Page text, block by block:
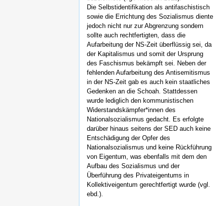
Die Selbstidentifikation als antifaschistisch
sowie die Errichtung des Sozialismus diente
jedoch nicht nur zur Abgrenzung sondern
sollte auch rechtfertigten, dass die
Aufarbeitung der NS-Zeit überflüssig sei, da
der Kapitalismus und somit der Ursprung
des Faschismus bekämpft sei. Neben der
fehlenden Aufarbeitung des Antisemitismus
in der NS-Zeit gab es auch kein staatliches
Gedenken an die Schoah. Stattdessen
wurde lediglich den kommunistischen
Widerstandskämpfer*innen des
Nationalsozialismus gedacht. Es erfolgte
darüber hinaus seitens der SED auch keine
Entschädigung der Opfer des
Nationalsozialismus und keine Rückführung
von Eigentum, was ebenfalls mit dem den
Aufbau des Sozialismus und der
Überführung des Privateigentums in
Kollektiveigentum gerechtfertigt wurde (vgl.
ebd.).